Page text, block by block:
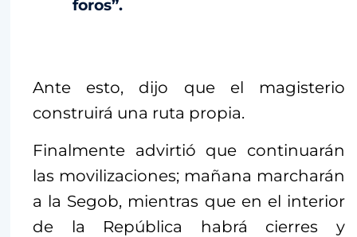
foros”.
Ante esto, dijo que el magisterio
construirá una ruta propia.
Finalmente advirtió que continuarán
las movilizaciones; mañana marcharán
a la Segob, mientras que en el interior
de la República habrá cierres y